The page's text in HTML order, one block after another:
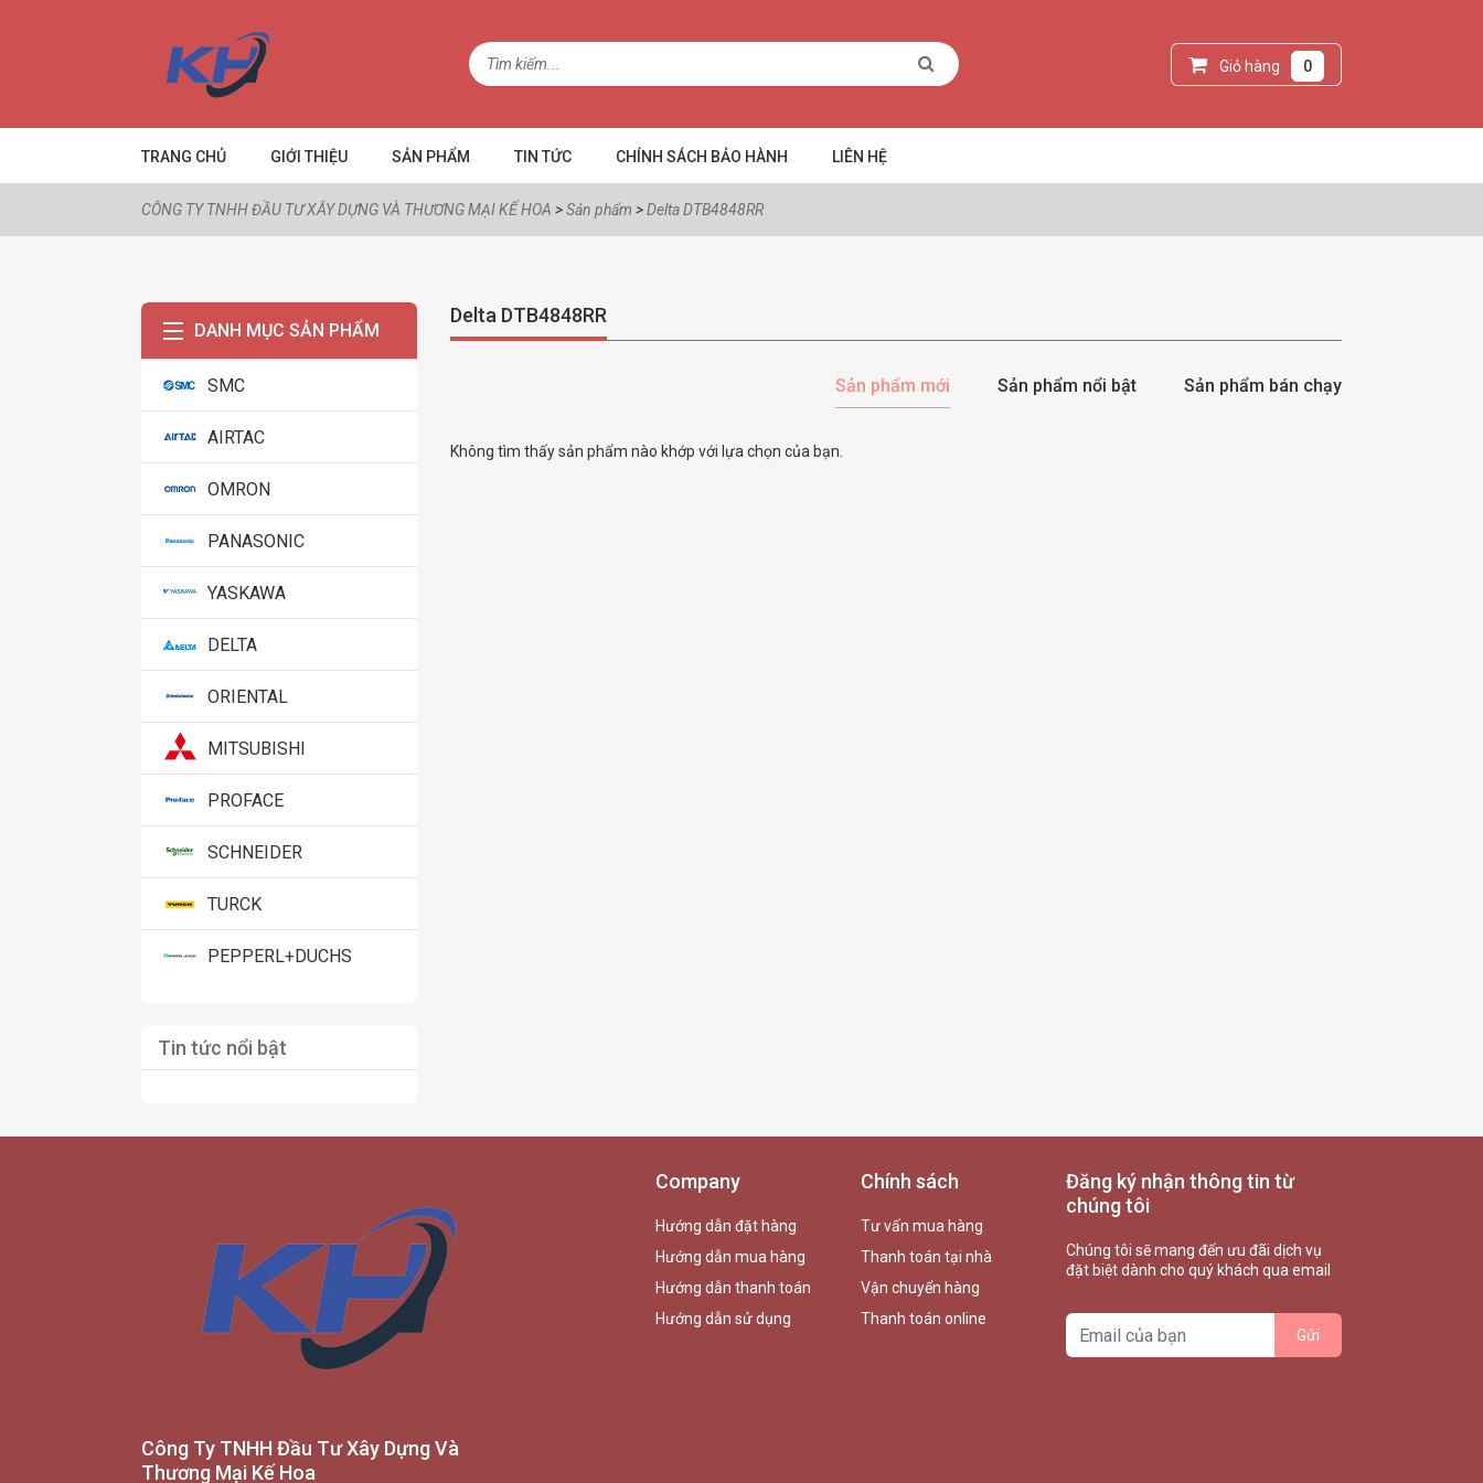
Giỏ hàng 0
TRANG CHỦ GIỚI THIỆU SẢN PHẨM TIN TỨC CHÍNH SÁCH BẢO HÀNH LIÊN HỆ
CÔNG TY TNHH ĐẦU TƯ XÂY DỰNG VÀ THƯƠNG MẠI KẾ HOA >Sản phẩm >Delta DTB4848RR
DANH MỤC SẢN PHẨM
SMC
AIRTAC
OMRON
PANASONIC
YASKAWA
DELTA
ORIENTAL
MITSUBISHI
PROFACE
SCHNEIDER
TURCK
PEPPERL+DUCHS
Tin tức nổi bật
Delta DTB4848RR
Sản phẩm mới Sản phẩm nổi bật Sản phẩm bán chạy
Không tìm thấy sản phẩm nào khớp với lựa chọn của bạn.
Công Ty TNHH Đầu Tư Xây Dựng Và
Thương Mại Kế Hoa
Company
Hướng dẫn đặt hàng
Hướng dẫn mua hàng
Hướng dẫn thanh toán
Hướng dẫn sử dụng
Chính sách
Tư vấn mua hàng
Thanh toán tại nhà
Vận chuyển hàng
Thanh toán online
Đăng ký nhận thông tin từ
chúng tôi
Chúng tôi sẽ mang đến ưu đãi dịch vụ
đặt biệt dành cho quý khách qua email